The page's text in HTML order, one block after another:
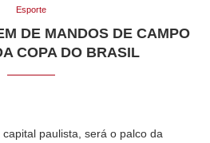
Esporte
DE MANDOS DE CAMPO
COPA DO BRASIL
paulista, será o palco da